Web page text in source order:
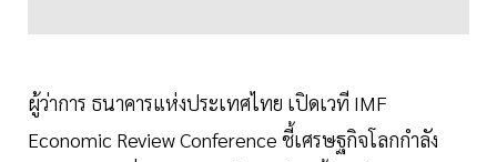
ผู้ว่าการ ธนาคารแห่งประเทศไทย เปิดเวที IMF
Economic Review Conference ชี้เศรษฐกิจโลกกำลัง